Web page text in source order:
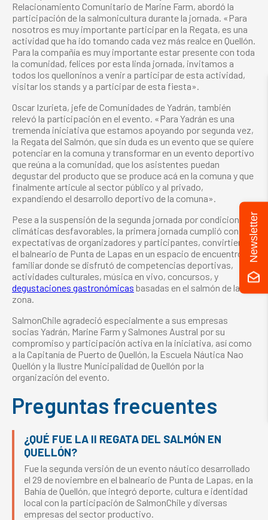
Relacionamiento Comunitario de Marine Farm, abordó la
participación de la salmonicultura durante la jornada. «Para
nosotros es muy importante participar en la Regata, es una
actividad que ha ido tomando cada vez más realce en Quellón.
Para la compañía es muy importante estar presente con toda
la comunidad, felices por esta linda jornada, invitamos a
todos los quelloninos a venir a participar de esta actividad,
visitar los stands y a participar de esta fiesta».
Oscar Izurieta, jefe de Comunidades de Yadrán, también
relevó la participación en el evento. «Para Yadrán es una
tremenda iniciativa que estamos apoyando por segunda vez,
la Regata del Salmón, que sin duda es un evento que se quiere
potenciar en la comuna y transformar en un evento deportivo
que reúna a la comunidad, que los asistentes puedan
degustar del producto que se produce acá en la comuna y que
finalmente articule al sector público y al privado,
expandiendo el desarrollo deportivo de la comuna».
Pese a la suspensión de la segunda jornada por condiciones
climáticas desfavorables, la primera jornada cumplió con las
expectativas de organizadores y participantes, convirtiendo
el balneario de Punta de Lapas en un espacio de encuentro
familiar donde se disfrutó de competencias deportivas,
actividades culturales, música en vivo, concursos, y
degustaciones gastronómicas basadas en el salmón de la
zona.
SalmonChile agradeció especialmente a sus empresas
socias Yadrán, Marine Farm y Salmones Austral por su
compromiso y participación activa en la iniciativa, así como
a la Capitanía de Puerto de Quellón, la Escuela Náutica Nao
Quellón y la Ilustre Municipalidad de Quellón por la
organización del evento.
Preguntas frecuentes
¿QUÉ FUE LA II REGATA DEL SALMÓN EN
QUELLÓN?
Fue la segunda versión de un evento náutico desarrollado
el 29 de noviembre en el balneario de Punta de Lapas, en la
Bahía de Quellón, que integró deporte, cultura e identidad
local con la participación de SalmonChile y diversas
empresas del sector productivo.
Newsletter